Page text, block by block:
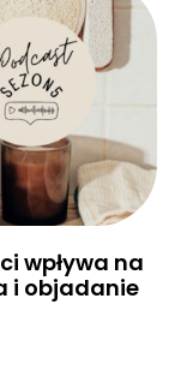
wpływa na
i objadanie